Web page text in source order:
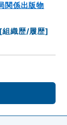
関係出版物
[組織歴/履歴]